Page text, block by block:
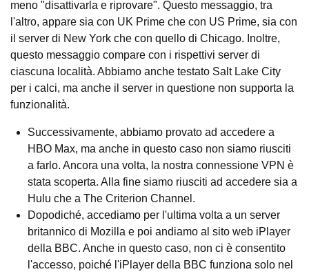
meno "disattivarla e riprovare". Questo messaggio, tra
l'altro, appare sia con UK Prime che con US Prime, sia con
il server di New York che con quello di Chicago. Inoltre,
questo messaggio compare con i rispettivi server di
ciascuna località. Abbiamo anche testato Salt Lake City
per i calci, ma anche il server in questione non supporta la
funzionalità.
Successivamente, abbiamo provato ad accedere a
HBO Max, ma anche in questo caso non siamo riusciti
a farlo. Ancora una volta, la nostra connessione VPN è
stata scoperta. Alla fine siamo riusciti ad accedere sia a
Hulu che a The Criterion Channel.
Dopodiché, accediamo per l'ultima volta a un server
britannico di Mozilla e poi andiamo al sito web iPlayer
della BBC. Anche in questo caso, non ci è consentito
l'accesso, poiché l'iPlayer della BBC funziona solo nel